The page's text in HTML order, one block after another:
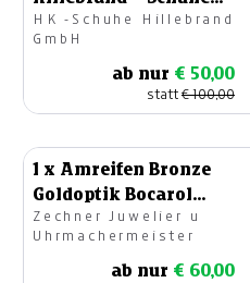
kaufen und jetzt
sparen!
HK -Schuhe Hillebrand
GmbH
ab nur € 50,00
statt€ 100,00
1 x Amreifen Bronze
Goldoptik Bocarol
Größe M
Zechner Juwelier u
Uhrmachermeister
ab nur € 60,00